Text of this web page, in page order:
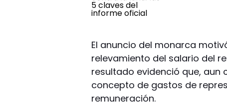
El anuncio del monarca
relevamiento del salario del
resultado evidenció que, aun
concepto de gastos de
remuneración.